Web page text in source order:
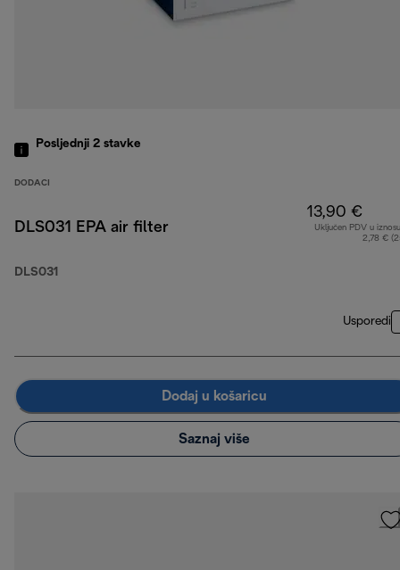
Posljednji 2 stavke
DODACI
DLS031 EPA air filter
DLS031
13,90 €
Uključen PDV u
2,78 €
Usporedi
Dodaj u košaricu
Saznaj više